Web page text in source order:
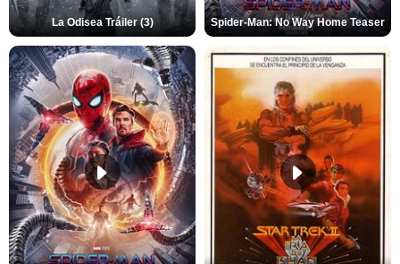
La Odisea Tráiler (3) Spider-Man: No Way Home Teaser